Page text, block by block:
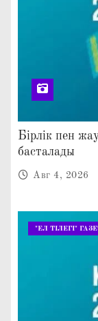
Бірлік пен
басталады
Авг 4, 2026
"ЕЛ ТІЛЕГІ"